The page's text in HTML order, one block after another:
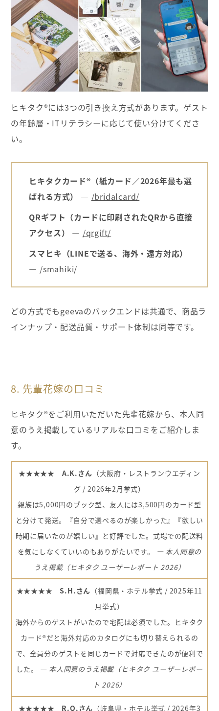
ヒキタク®には3つの引き換え方式があります。ゲスト
の年齢層・ITリテラシーに応じて使い分けてくださ
い。
ヒキタクカード®（紙カード／2026年最も選
ばれる方式） ― /bridalcard/
QRギフト（カードに印刷されたQRから直接
アクセス） ― /qrgift/
スマヒキ（LINEで送る、海外・遠方対応）
― /smahiki/
どの方式でもgeevaのバックエンドは共通で、商品ラ
インナップ・配送品質・サポート体制は同等です。
8. 先輩花嫁の口コミ
ヒキタク®をご利用いただいた先輩花嫁から、本人同
意のうえ掲載しているリアルな口コミをご紹介しま
す。
★★★★★ A.K.さん （大阪府・レストランウエディン
グ / 2026年2月挙式）
親族は5,000円のブック型、友人には3,500円のカード型
と分けて発送。『自分で選べるのが楽しかった』『欲しい
時期に届いたのが嬉しい』と好評でした。式場での配送料
を気にしなくていいのもありがたいです。
― 本人同意の
うえ掲載（ヒキタク ユーザーレポート 2026）
★★★★★ S.H.さん （福岡県・ホテル挙式 / 2025年11
月挙式）
海外からのゲストがいたので宅配は必須でした。ヒキタク
カード®だと海外対応のカタログにも切り替えられるの
で、全員分のゲストを同じカードで対応できたのが便利で
した。 ― 本人同意のうえ掲載（ヒキタク ユーザーレポー
ト 2026）
★★★★★ R.O.さん （岐阜県・ホテル挙式 / 2026年3